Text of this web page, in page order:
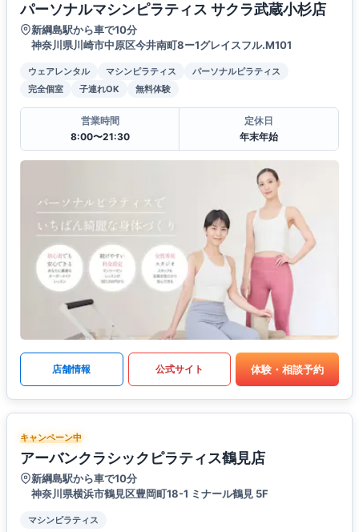
パーソナルマシンピラティス サクラ武蔵小杉店
新綱島駅から車で10分
神奈川県川崎市中原区今井南町8ー1グレイスフル.M101
ウェアレンタル マシンピラティス
パーソナルピラティス
完全個室
子連れOK 無料体験
営業時間
8:00〜21:30
定休日
年末年始
店舗情報 公式サイト 体験・相談予約
キャンペーン中
アーバンクラシックピラティス鶴見店
新綱島駅から車で10分
神奈川県横浜市鶴見区豊岡町18-1 ミナール鶴見 5F
マシンピラティス